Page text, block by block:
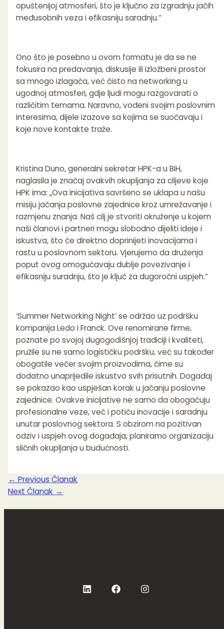
opuštenijoj atmosferi, što je ključno za izgradnju jačih
međusobnih veza i efikasniju saradnju.“
Ono što je posebno u ovom formatu je da se ne
fokusira na predavanja, diskusije ili izložbeni prostor
sa mnogo izlagača, već čisto na networking u
ugodnoj atmosferi, gdje ljudi mogu razgovarati o
različitim temama. Naravno, vođeni svojim poslovnim
interesima, dijele izazove sa kojima se suočavaju i
koje nove kontakte traže.
Kristina Duno, generalni sekretar HPK-a u BiH,
naglasila je značaj ovakvih okupljanja za ciljeve koje
HPK ima: „Ova inicijativa savršeno se uklapa u našu
misiju jačanja poslovne zajednice kroz umrežavanje i
razmjenu znanja. Naš cilj je stvoriti okruženje u kojem
naši članovi i partneri mogu slobodno dijeliti ideje i
iskustva, što će direktno doprinijeti inovacijama i
rastu u poslovnom sektoru. Vjerujemo da druženja
poput ovog omogućavaju dublje povezivanje i
efikasniju suradnju, što je ključ za dugoročni uspjeh.“
‘Summer Networking Night’ se održao uz podršku
kompanija Ledo i Franck. Ove renomirane firme,
poznate po svojoj dugogodišnjoj tradiciji i kvaliteti,
pružile su ne samo logističku podršku, već su također
obogatile večer svojim proizvodima, čime su
dodatno unaprijedile iskustvo svih prisutnih. Događaj
se pokazao kao uspješan korak u jačanju poslovne
zajednice. Ovakve inicijative ne samo da obogaćuju
profesionalne veze, već i potiču inovacije i saradnju
unutar poslovnog sektora. S obzirom na pozitivan
odziv i uspjeh ovog događaja, planiramo organizaciju
sličnih okupljanja u budućnosti.
← Previous Članak
Next Članak →